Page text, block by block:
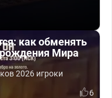
как обменять
Мира
2026 игроки
6